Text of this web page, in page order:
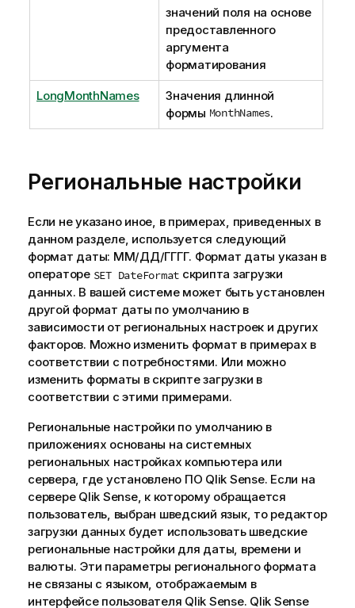
значений поля на основе
предоставленного
аргумента
форматирования
LongMonthNames
Значения длинной
формы MonthNames.
Региональные настройки
Если не указано иное, в примерах, приведенных в
данном разделе, используется следующий
формат даты: ММ/ДД/ГГГГ. Формат даты указан в
операторе SET DateFormat скрипта загрузки
данных. В вашей системе может быть установлен
другой формат даты по умолчанию в
зависимости от региональных настроек и других
факторов. Можно изменить формат в примерах в
соответствии с потребностями. Или можно
изменить форматы в скрипте загрузки в
соответствии с этими примерами.
Региональные настройки по умолчанию в
приложениях основаны на системных
региональных настройках компьютера или
сервера, где установлено ПО Qlik Sense. Если на
сервере Qlik Sense, к которому обращается
пользователь, выбран шведский язык, то редактор
загрузки данных будет использовать шведские
региональные настройки для даты, времени и
валюты. Эти параметры регионального формата
не связаны с языком, отображаемым в
интерфейсе пользователя Qlik Sense. Qlik Sense